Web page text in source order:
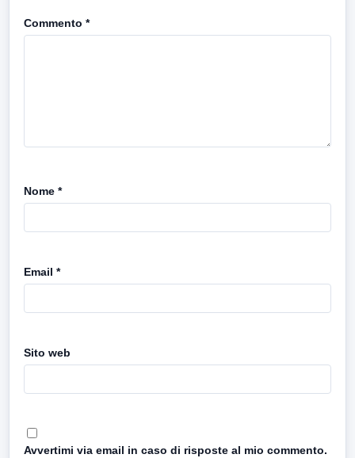
Commento *
Nome *
Email *
Sito web
Avvertimi via email in caso di risposte al mio commento.